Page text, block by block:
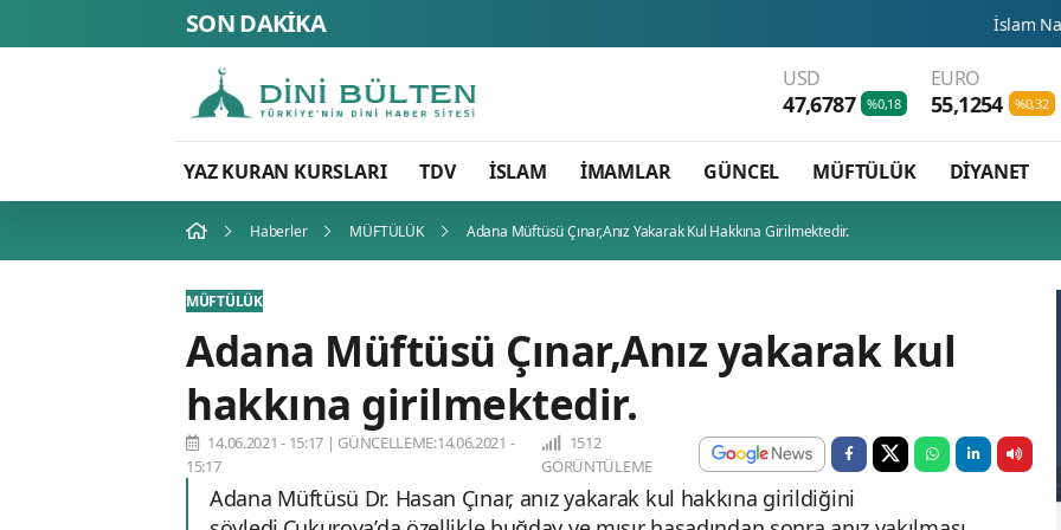
SON DAKİKA İslam Natosu dosta
USD
47,6787 %0,18
EURO
55,1254 %0,32
YAZ KURAN KURSLARI TDV İSLAM İMAMLAR GÜNCEL MÜFTÜLÜK DİYANET
Haberler MÜFTÜLÜK Adana Müftüsü Çınar,Anız Yakarak Kul Hakkına Girilmektedir.
MÜFTÜLÜK
Adana Müftüsü Çınar,Anız yakarak kul
hakkına girilmektedir.
14.06.2021 - 15:17 | GÜNCELLEME:14.06.2021 -
15:17
1512
GÖRÜNTÜLEME
Adana Müftüsü Dr. Hasan Çınar, anız yakarak kul hakkına girildiğini